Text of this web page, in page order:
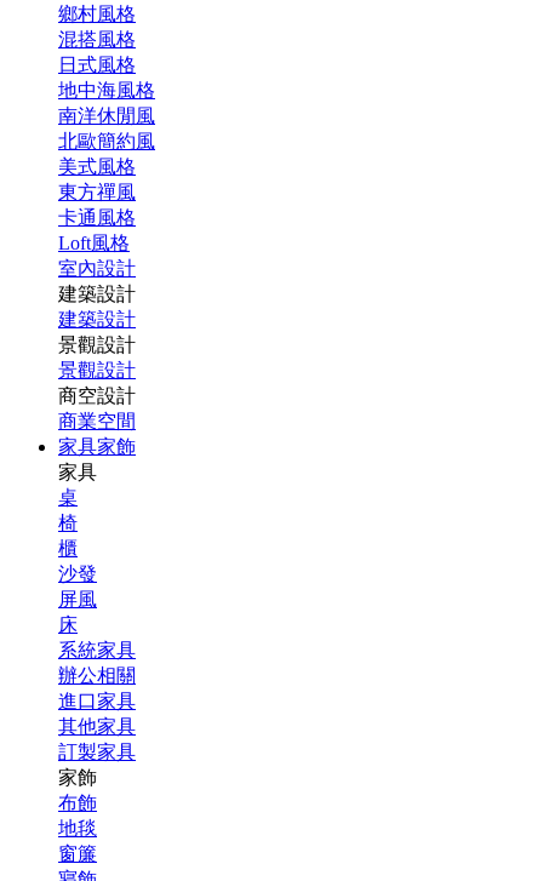
鄉村風格
混搭風格
日式風格
地中海風格
南洋休閒風
北歐簡約風
美式風格
東方禪風
卡通風格
Loft風格
室內設計
建築設計
建築設計
景觀設計
景觀設計
商空設計
商業空間
家具家飾
家具
桌
椅
櫃
沙發
屏風
床
系統家具
辦公相關
進口家具
其他家具
訂製家具
家飾
布飾
地毯
窗簾